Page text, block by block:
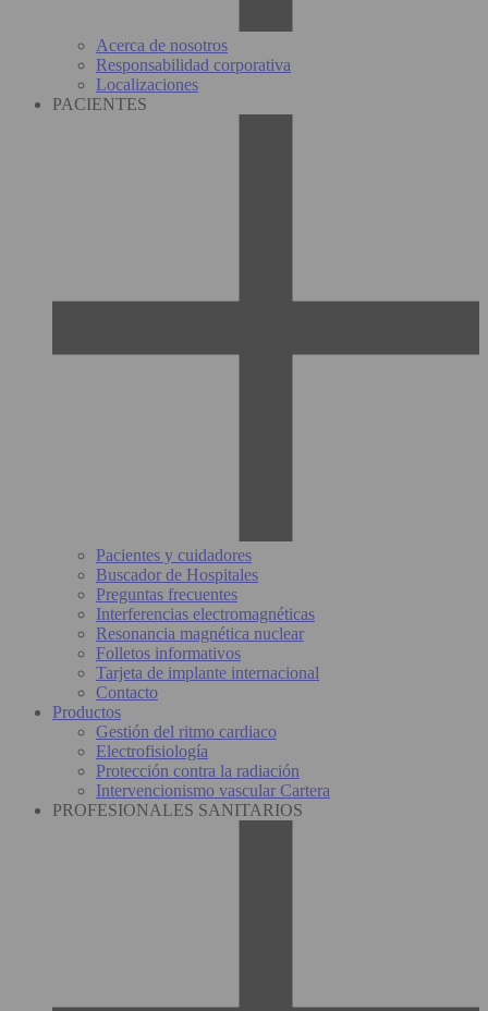
Acerca de nosotros
Responsabilidad corporativa
Localizaciones
PACIENTES
Pacientes y cuidadores
Buscador de Hospitales
Preguntas frecuentes
Interferencias electromagnéticas
Resonancia magnética nuclear
Folletos informativos
Tarjeta de implante internacional
Contacto
Productos
Gestión del ritmo cardiaco
Electrofisiología
Protección contra la radiación
Intervencionismo vascular Cartera
PROFESIONALES SANITARIOS